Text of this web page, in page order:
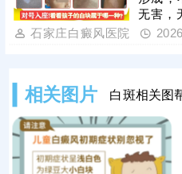
加快肤
无害，
白癜风
检查，
白斑症
加重，
石家庄白癜风医院
相关图片 白斑相关图